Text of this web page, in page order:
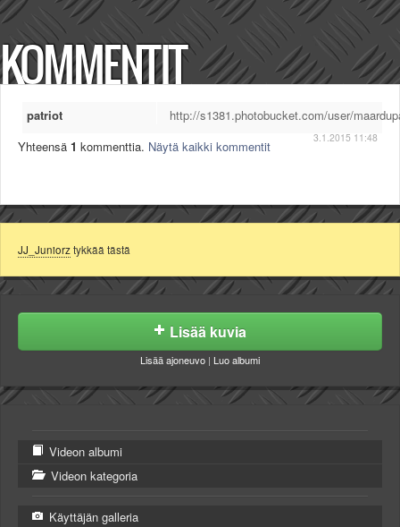
Kevytversio
KOMMENTIT
patriot http://s1381.photobucket.com/user/
3.1.2015 11:48
Yhteensä 1 kommenttia. Näytä kaikki kommentit
JJ_Juniorztykkää tästä
Lisää kuvia
Lisää ajoneuvo | Luo albumi
Videon albumi
Videon kategoria
Käyttäjän galleria